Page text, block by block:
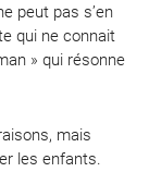
peut pas s’en
qui ne connait
» qui résonne
mais
les enfants.